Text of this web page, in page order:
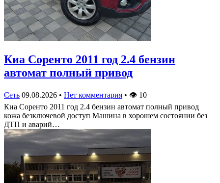
Киа Соренто 2011 год 2.4 бензин
автомат полный привод
Сеть 09.08.2026 • Нет комментария • 👁 10
Киа Соренто 2011 год 2.4 бензин автомат полный привод
кожа безключевой доступ Машина в хорошем состоянии без
ДТП и аварий…